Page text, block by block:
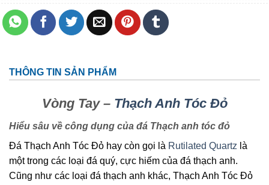
THÔNG TIN SẢN PHẨM
Vòng Tay – Thạch Anh Tóc Đỏ
Hiểu sâu về công dụng của đá Thạch anh tóc đỏ
Đá Thạch Anh Tóc Đỏ hay còn gọi là Rutilated Quartz là
một trong các loại đá quý, cực hiếm của đá thạch anh.
Cũng như các loại đá thạch anh khác, Thạch Anh Tóc Đỏ